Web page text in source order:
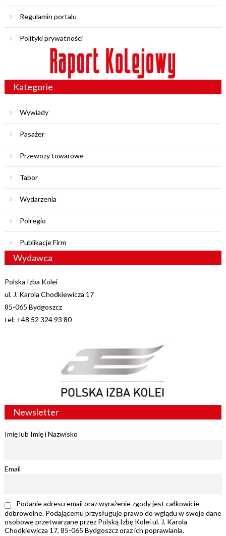
Regulamin portalu
Polityki prywatności
Kategorie
Wywiady
Pasażer
Przewozy towarowe
Tabor
Wydarzenia
Polregio
Publikacje Firm
Wydawca
Polska Izba Kolei
ul. J. Karola Chodkiewicza 17
85-065 Bydgoszcz
tel: +48 52 324 93 80
Newsletter
Imię lub Imię i Nazwisko
Email
Podanie adresu email oraz wyrażenie zgody jest całkowicie
dobrowolne. Podającemu przysługuje prawo do wglądu w swoje dane
osobowe przetwarzane przez Polską Izbę Kolei ul. J. Karola
Chodkiewicza 17, 85-065 Bydgoszcz oraz ich poprawiania.